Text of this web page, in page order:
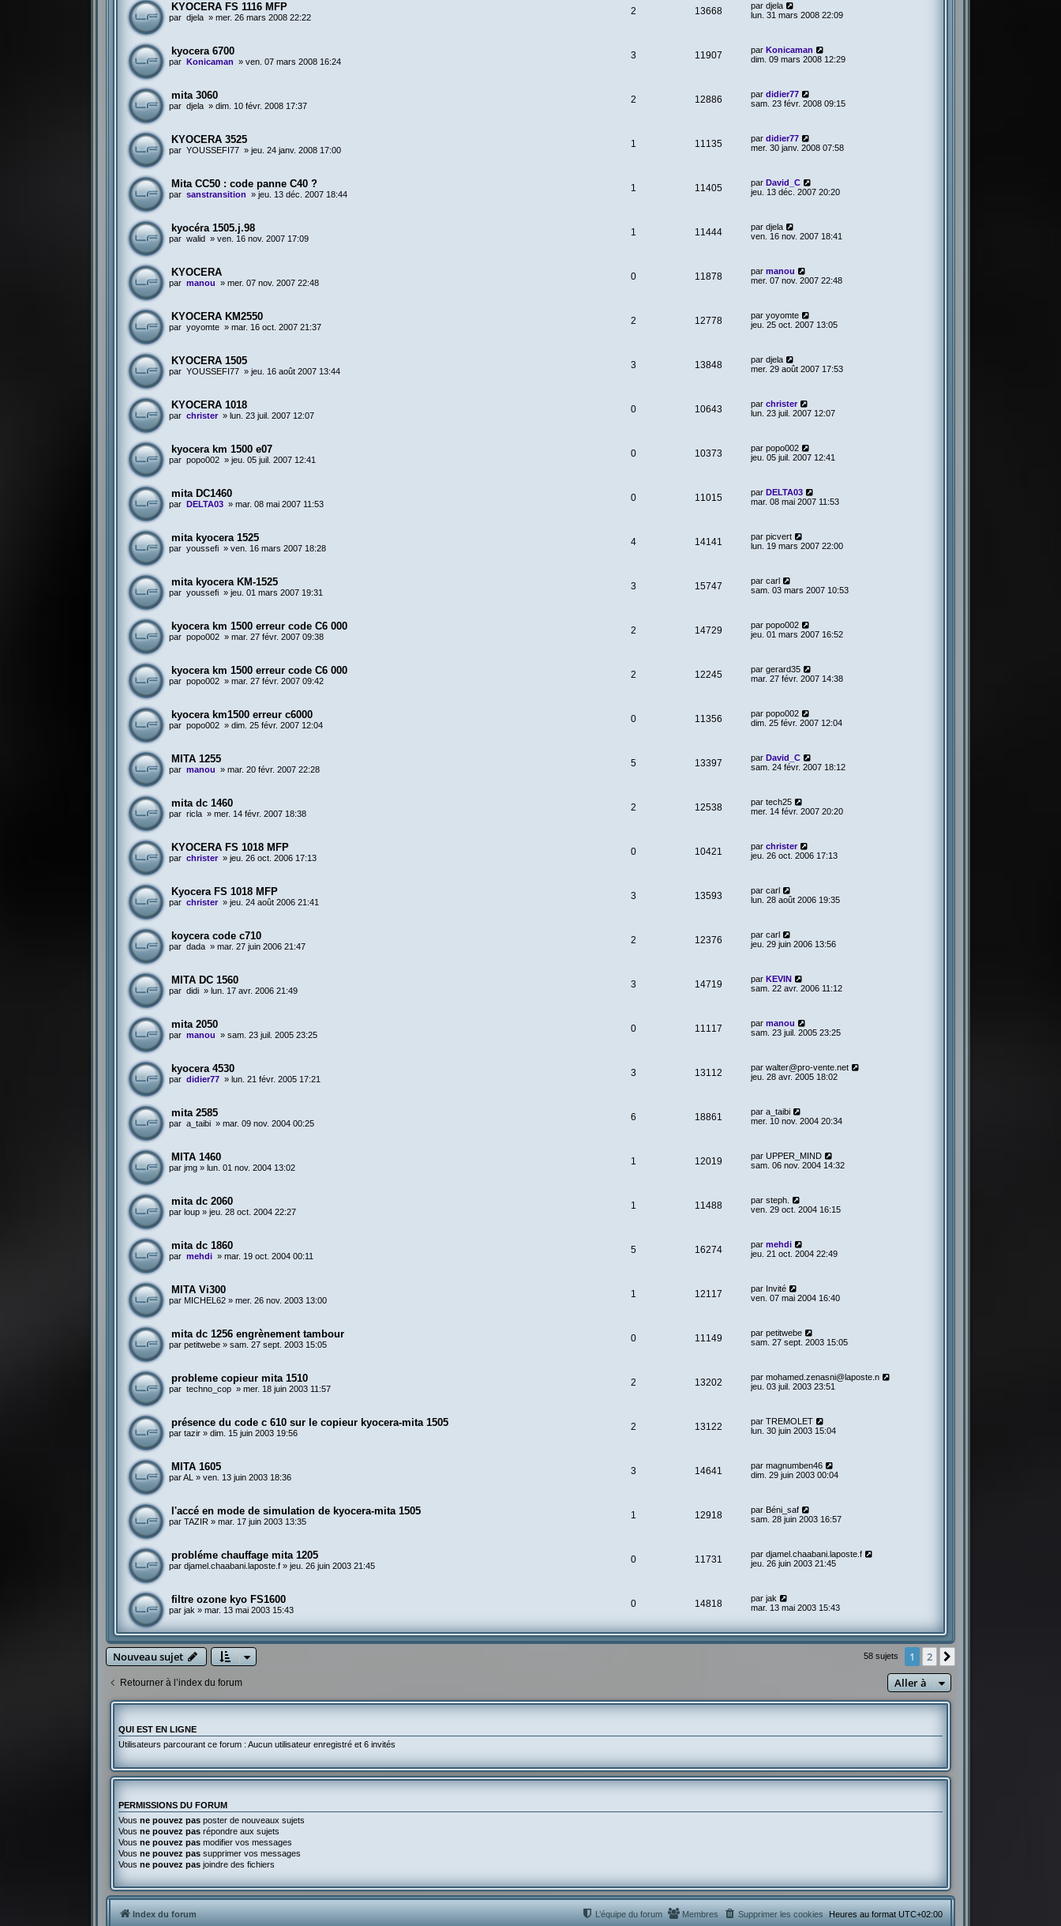
KYOCERA FS 1116 MFP
par djela »mer. 26 mars 2008 22:22
2 13668 par djela
lun. 31 mars 2008 22:09
kyocera 6700
par Konicaman »ven. 07 mars 2008 16:24
3 11907 par Konicaman
dim. 09 mars 2008 12:29
mita 3060
par djela »dim. 10 févr. 2008 17:37
2 12886 par didier77
sam. 23 févr. 2008 09:15
KYOCERA 3525
par YOUSSEFI77 »jeu. 24 janv. 2008 17:00
1 11135 par didier77
mer. 30 janv. 2008 07:58
Mita CC50 : code panne C40 ?
par sanstransition »jeu. 13 déc. 2007 18:44
1 11405 par David_C
jeu. 13 déc. 2007 20:20
kyocéra 1505.j.98
par walid »ven. 16 nov. 2007 17:09
1 11444 par djela
ven. 16 nov. 2007 18:41
KYOCERA
par manou »mer. 07 nov. 2007 22:48
0 11878 par manou
mer. 07 nov. 2007 22:48
KYOCERA KM2550
par yoyomte »mar. 16 oct. 2007 21:37
2 12778 par yoyomte
jeu. 25 oct. 2007 13:05
KYOCERA 1505
par YOUSSEFI77 »jeu. 16 août 2007 13:44
3 13848 par djela
mer. 29 août 2007 17:53
KYOCERA 1018
par christer » lun. 23 juil. 2007 12:07
0 10643 par christer
lun. 23 juil. 2007 12:07
kyocera km 1500 e07
par popo002 »jeu. 05 juil. 2007 12:41
0 10373 par popo002
jeu. 05 juil. 2007 12:41
mita DC1460
par DELTA03 »mar. 08 mai 2007 11:53
0 11015 par DELTA03
mar. 08 mai 2007 11:53
mita kyocera 1525
par youssefi »ven. 16 mars 2007 18:28
4 14141 par picvert
lun. 19 mars 2007 22:00
mita kyocera KM-1525
par youssefi »jeu. 01 mars 2007 19:31
3 15747 par carl
sam. 03 mars 2007 10:53
kyocera km 1500 erreur code C6 000
par popo002 »mar. 27 févr. 2007 09:38
2 14729 par popo002
jeu. 01 mars 2007 16:52
kyocera km 1500 erreur code C6 000
par popo002 »mar. 27 févr. 2007 09:42
2 12245 par gerard35
mar. 27 févr. 2007 14:38
kyocera km1500 erreur c6000
par popo002 »dim. 25 févr. 2007 12:04
0 11356 par popo002
dim. 25 févr. 2007 12:04
MITA 1255
par manou »mar. 20 févr. 2007 22:28
5 13397 par David_C
sam. 24 févr. 2007 18:12
mita dc 1460
par ricla »mer. 14 févr. 2007 18:38
2 12538 par tech25
mer. 14 févr. 2007 20:20
KYOCERA FS 1018 MFP
par christer »jeu. 26 oct. 2006 17:13
0 10421 par christer
jeu. 26 oct. 2006 17:13
Kyocera FS 1018 MFP
par christer »jeu. 24 août 2006 21:41
3 13593 par carl
lun. 28 août 2006 19:35
koycera code c710
par dada »mar. 27 juin 2006 21:47
2 12376 par carl
jeu. 29 juin 2006 13:56
MITA DC 1560
par didi » lun. 17 avr. 2006 21:49
3 14719 par KEVIN
sam. 22 avr. 2006 11:12
mita 2050
par manou »sam. 23 juil. 2005 23:25
0 11117 par manou
sam. 23 juil. 2005 23:25
kyocera 4530
par didier77 » lun. 21 févr. 2005 17:21
3 13112 par walter@pro-vente.net
jeu. 28 avr. 2005 18:02
mita 2585
par a_taibi »mar. 09 nov. 2004 00:25
6 18861 par a_taibi
mer. 10 nov. 2004 20:34
MITA 1460
parjmg » lun. 01 nov. 2004 13:02
1 12019 par UPPER_MIND
sam. 06 nov. 2004 14:32
mita dc 2060
par loup »jeu. 28 oct. 2004 22:27
1 11488 par steph.
ven. 29 oct. 2004 16:15
mita dc 1860
par mehdi »mar. 19 oct. 2004 00:11
5 16274 par mehdi
jeu. 21 oct. 2004 22:49
MITA Vi300
par MICHEL62 »mer. 26 nov. 2003 13:00
1 12117 par Invité
ven. 07 mai 2004 16:40
mita dc 1256 engrènement tambour
parpetitwebe »sam. 27 sept. 2003 15:05
0 11149 par petitwebe
sam. 27 sept. 2003 15:05
probleme copieur mita 1510
par techno_cop »mer. 18 juin 2003 11:57
2 13202 par mohamed.zenasni@laposte.n
jeu. 03 juil. 2003 23:51
présence du code c 610 sur le copieur kyocera-mita 1505
partazir »dim. 15 juin 2003 19:56
2 13122 par TREMOLET
lun. 30 juin 2003 15:04
MITA 1605
parAL »ven. 13 juin 2003 18:36
3 14641 par magnumben46
dim. 29 juin 2003 00:04
l'accé en mode de simulation de kyocera-mita 1505
parTAZIR »mar. 17 juin 2003 13:35
1 12918 par Béni_saf
sam. 28 juin 2003 16:57
probléme chauffage mita 1205
pardjamel.chaabani.laposte.f »jeu. 26 juin 2003 21:45
0 11731 par djamel.chaabani.laposte.f
jeu. 26 juin 2003 21:45
filtre ozone kyo FS1600
parjak »mar. 13 mai 2003 15:43
0 14818 par jak
mar. 13 mai 2003 15:43
Nouveau sujet 58 sujets 1 2
Retourner à l’index du forum Aller à
QUI EST EN LIGNE
Utilisateurs parcourant ce forum : Aucun utilisateur enregistré et 6 invités
PERMISSIONS DU FORUM
Vousne pouvez pas poster de nouveaux sujets
Vousne pouvez pas répondre aux sujets
Vousne pouvez pas modifier vos messages
Vousne pouvez pas supprimer vos messages
Vousne pouvez pas joindre des fichiers
Index du forum Heures au format UTC+02:00
Supprimer les cookies
Membres
L’équipe du forum